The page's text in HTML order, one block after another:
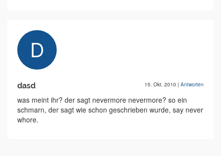
dasd 15. Okt. 2010 | Antworten
was meint ihr? der sagt nevermore nevermore? so ein
schmarn, der sagt wie schon geschrieben wurde, say never
whore.